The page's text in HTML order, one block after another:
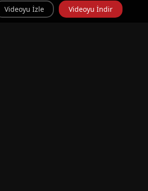
Videoyu İzle Videoyu İndir